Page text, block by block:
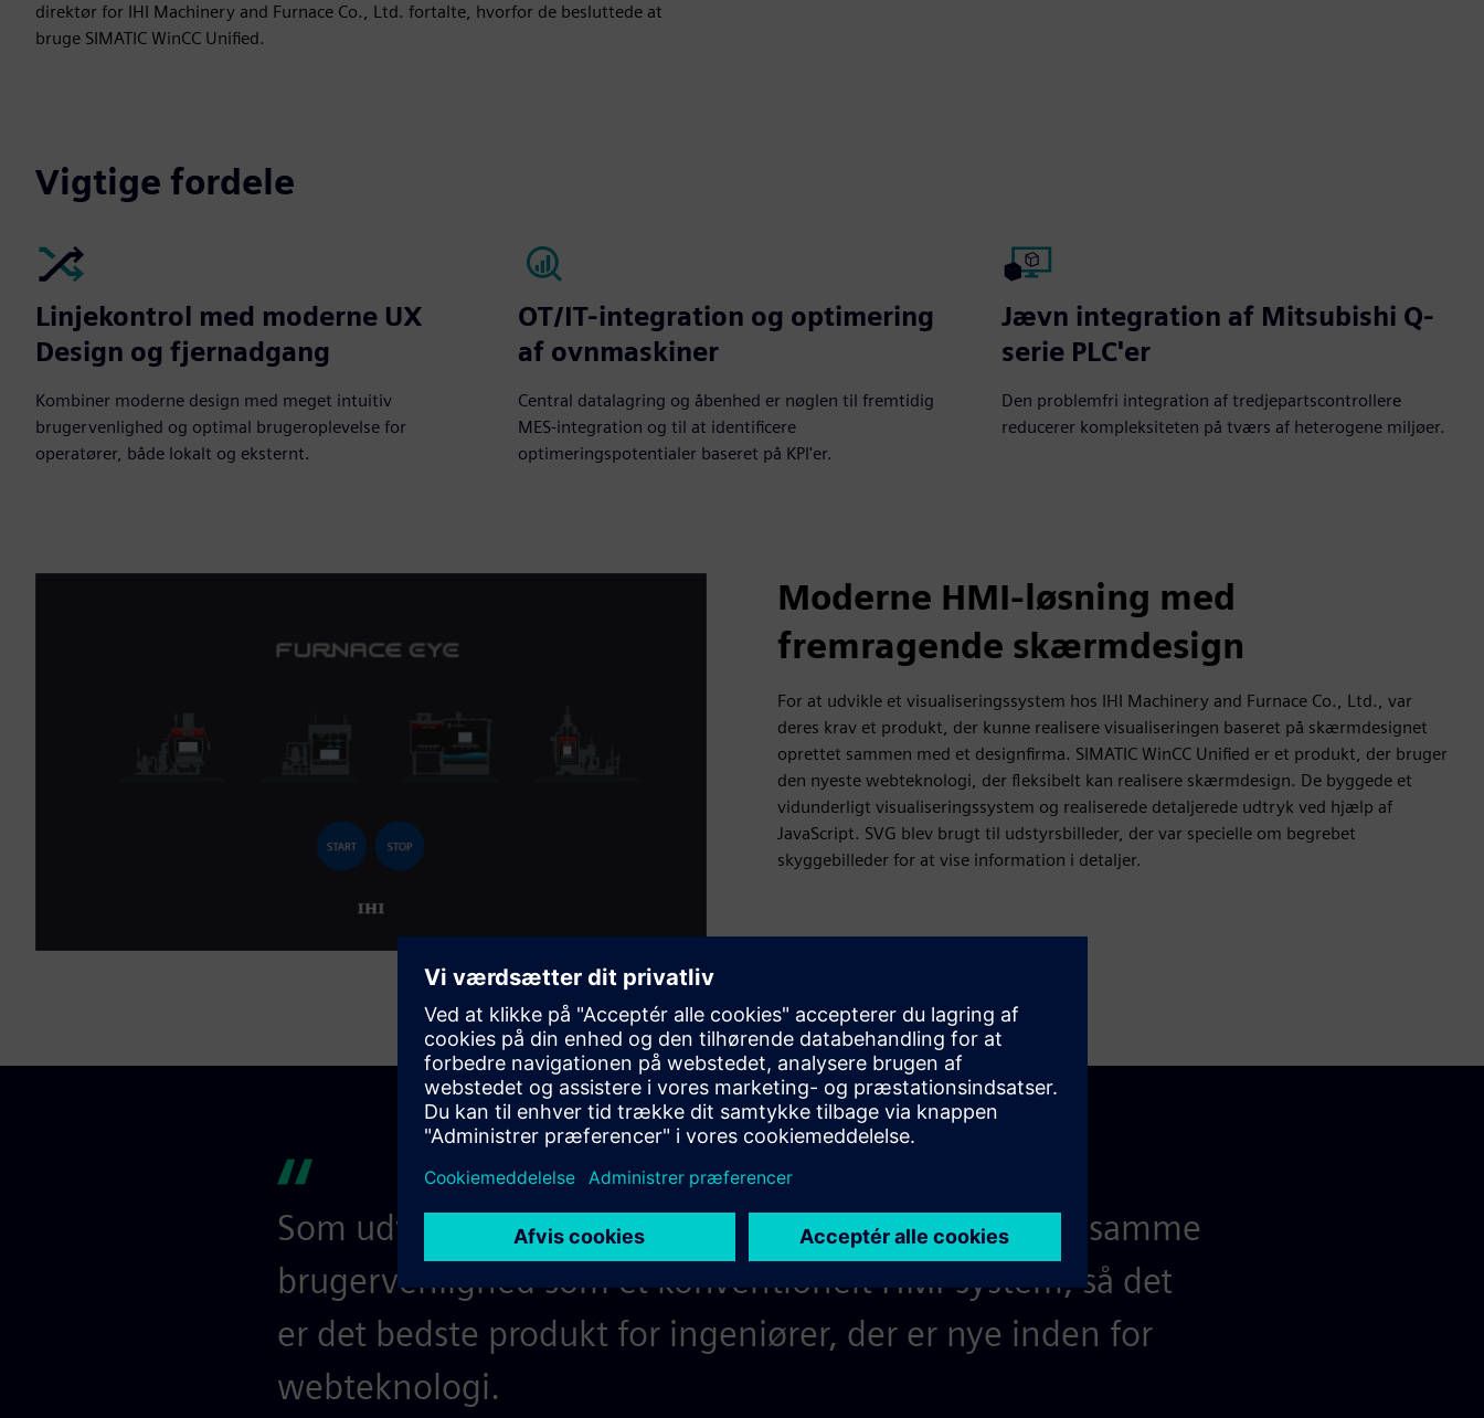
direktør for IHI Machinery and Furnace Co., Ltd. fortalte, hvorfor de besluttede at
bruge SIMATIC WinCC Unified.
Vigtige fordele
Linjekontrol med moderne UX
Design og fjernadgang
Kombiner moderne design med meget intuitiv
brugervenlighed og optimal brugeroplevelse for
operatører, både lokalt og eksternt.
OT/IT-integration og optimering
af ovnmaskiner
Central datalagring og åbenhed er nøglen til fremtidig
MES-integration og til at identificere
optimeringspotentialer baseret på KPI'er.
Jævn integration af Mitsubishi Q-
serie PLC'er
Den problemfri integration af tredjepartscontrollere
reducerer kompleksiteten på tværs af heterogene miljøer.
Moderne HMI-løsning med
fremragende skærmdesign
For at udvikle et visualiseringssystem hos IHI Machinery and Furnace Co., Ltd., var
deres krav et produkt, der kunne realisere visualiseringen baseret på skærmdesignet
oprettet sammen med et designfirma. SIMATIC WinCC Unified er et produkt, der bruger
den nyeste webteknologi, der fleksibelt kan realisere skærmdesign. De byggede et
vidunderligt visualiseringssystem og realiserede detaljerede udtryk ved hjælp af
JavaScript. SVG blev brugt til udstyrsbilleder, der var specielle om begrebet
skyggebilleder for at vise information i detaljer.
Som udviklingsmiljø har SIMATIC WinCC Unified den samme
brugervenlighed som et konventionelt HMI-system, så det
er det bedste produkt for ingeniører, der er nye inden for
webteknologi.